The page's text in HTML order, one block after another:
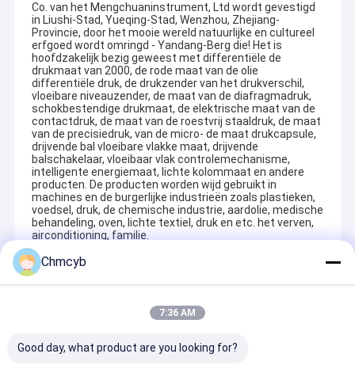
Co. van het Mengchuaninstrument, Ltd wordt gevestigd
in Liushi-Stad, Yueqing-Stad, Wenzhou, Zhejiang-
Provincie, door het mooie wereld natuurlijke en cultureel
erfgoed wordt omringd - Yandang-Berg die! Het is
hoofdzakelijk bezig geweest met differentiële de
drukmaat van 2000, de rode maat van de olie
differentiële druk, de drukzender van het drukverschil,
vloeibare niveauzender, de maat van de diafragmadruk,
schokbestendige drukmaat, de elektrische maat van de
contactdruk, de maat van de roestvrij staaldruk, de maat
van de precisiedruk, van de micro- de maat drukcapsule,
drijvende bal vloeibare vlakke maat, drijvende
balschakelaar, vloeibaar vlak controlemechanisme,
intelligente energiemaat, lichte kolommaat en andere
producten. De producten worden wijd gebruikt in
machines en de burgerlijke industrieën zoals plastieken,
voedsel, druk, de chemische industrie, aardolie, medische
behandeling, oven, lichte textiel, druk en etc. het verven,
airconditioning, familie.
Aanbevolen Producten
Chmcyb
7:36 AM
Good day, what product are you looking for?